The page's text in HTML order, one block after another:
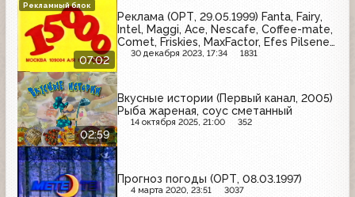
07:02
Реклама (ОРТ, 29.05.1999) Fanta, Fairy,
Intel, Maggi, Ace, Nescafe, Coffee-mate,
Comet, Friskies, MaxFactor, Efes Pilsener,
Blend-a-med, Миф, Tampax, Беседа,
30 декабря 2023, 17:34 1831
Рекламный блок
02:59
Вкусные истории (Первый канал, 2005)
Рыба жареная, соус сметанный
14 октября 2025, 21:00 352
Прогноз погоды (ОРТ, 08.03.1997)
4 марта 2020, 23:51 3037